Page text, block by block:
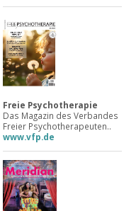
Freie Psychotherapie
Das Magazin des Verbandes
Freier Psychotherapeuten..
www.vfp.de